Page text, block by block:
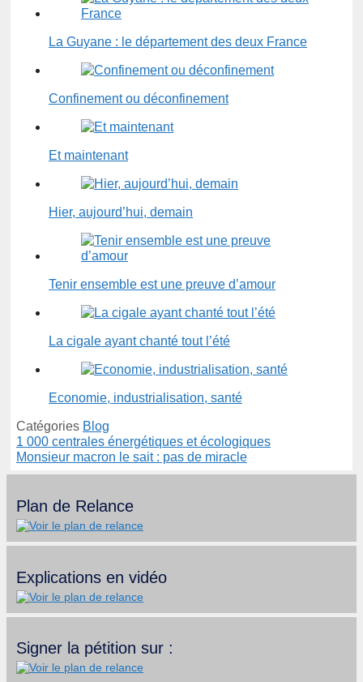
La Guyane : le département des deux France
Confinement ou déconfinement
Et maintenant
Hier, aujourd’hui, demain
Tenir ensemble est une preuve d’amour
La cigale ayant chanté tout l’été
Economie, industrialisation, santé
Catégories Blog
1 000 centrales énergétiques et écologiques
Monsieur macron le sait : pas de miracle
Plan de Relance
Explications en vidéo
Signer la pétition sur :